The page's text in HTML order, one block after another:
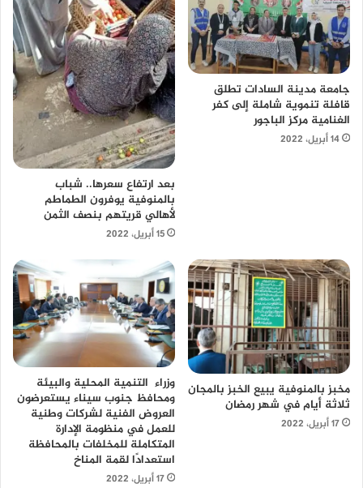
جامعة مدينة السادات تطلق
قافلة تنموية شاملة إلى كفر
الغنامية مركز الباجور
14 أبريل، 2022
بعد ارتفاع سعرها.. شباب
بالمنوفية يوفرون الطماطم
لأهالي قريتهم بنصف الثمن
15 أبريل، 2022
مخبز بالمنوفية يبيع الخبز بالمجان
ثلاثة أيام في شهر رمضان
17 أبريل، 2022
وزراء التنمية المحلية والبيئة
ومحافظ جنوب سيناء يستعرضون
العروض الفنية لشركات وطنية
للعمل في منظومة الإدارة
المتكاملة للمخلفات بالمحافظة
استعدادًا لقمة المناخ
17 أبريل، 2022